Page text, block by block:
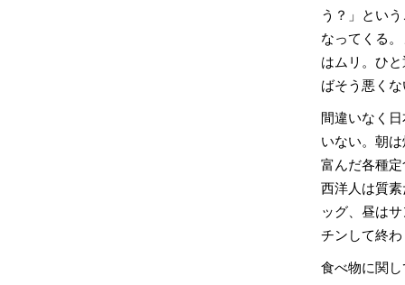
う？」とい
なってくる
はムリ。ひ
ばそう悪く
間違いなく
いない。朝
富んだ各種
西洋人は質
ッグ、昼は
チンして終
食べ物に関